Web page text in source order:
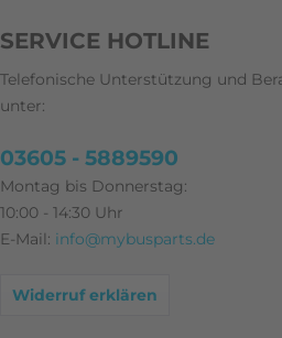
SERVICE HOTLINE
Telefonische Unterstützung und
unter:
03605 - 5889590
Montag bis Donnerstag:
10:00 - 14:30 Uhr
E-Mail: info@mybusparts.de
Widerruf erklären